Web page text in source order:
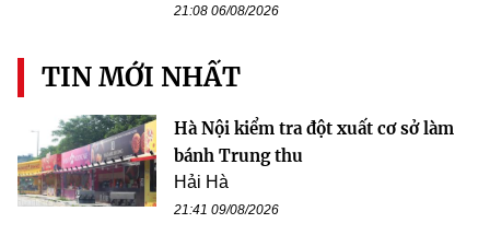
21:08 06/08/2026
TIN MỚI NHẤT
Hà Nội kiểm tra đột xuất cơ sở làm
bánh Trung thu
Hải Hà
21:41 09/08/2026